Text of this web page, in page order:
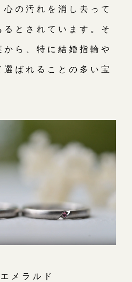
の汚れを消し去って
るとされています。そ
ら、特に結婚指輪や
ばれることの多い宝
メラルド